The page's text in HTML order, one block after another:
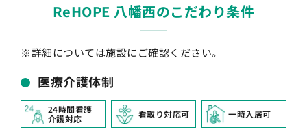
ReHOPE 八幡西のこだわり条件
※詳細については施設にご確認ください。
医療介護体制
24時間看護
介護対応
看取り対応可 一時入居可